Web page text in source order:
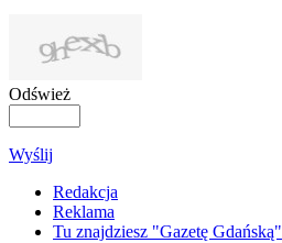
Odśwież
Wyślij
Redakcja
Reklama
Tu znajdziesz "Gazetę Gdańską"